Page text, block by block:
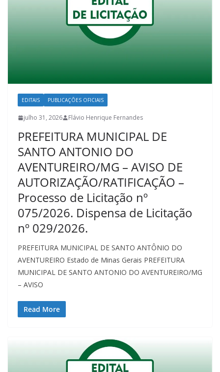
EDITAIS PUBLICAÇÕES OFICIAIS
julho 31, 2026 Flávio Henrique Fernandes
PREFEITURA MUNICIPAL DE
SANTO ANTONIO DO
AVENTUREIRO/MG – AVISO DE
AUTORIZAÇÃO/RATIFICAÇÃO –
Processo de Licitação nº
075/2026. Dispensa de Licitação
nº 029/2026.
PREFEITURA MUNICIPAL DE SANTO ANTÔNIO DO
AVENTUREIRO Estado de Minas Gerais PREFEITURA
MUNICIPAL DE SANTO ANTONIO DO AVENTUREIRO/MG
– AVISO
Read More